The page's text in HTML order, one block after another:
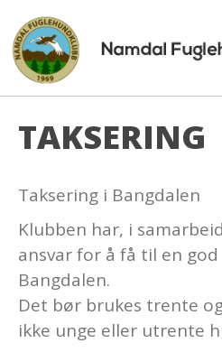
TAKSERING
Taksering i Bangdalen
Klubben har, i
ansvar for å få til en
Bangdalen.
Det bør brukes trente
ikke unge eller utrente